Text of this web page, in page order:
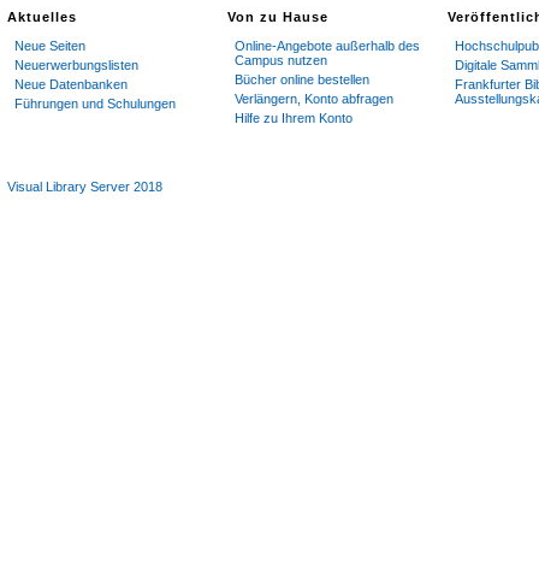
Aktuelles
Neue Seiten
Neuerwerbungslisten
Neue Datenbanken
Führungen und Schulungen
Von zu Hause
Online-Angebote außerhalb des
Campus nutzen
Bücher online bestellen
Verlängern, Konto abfragen
Hilfe zu Ihrem Konto
Digitale
Frankfurter
Visual Library Server 2018